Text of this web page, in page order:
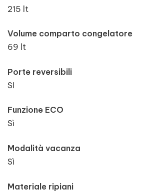
215 lt
Volume comparto congelatore
69 lt
Porte reversibili
SI
Funzione ECO
Sì
Modalità vacanza
Sì
Materiale ripiani